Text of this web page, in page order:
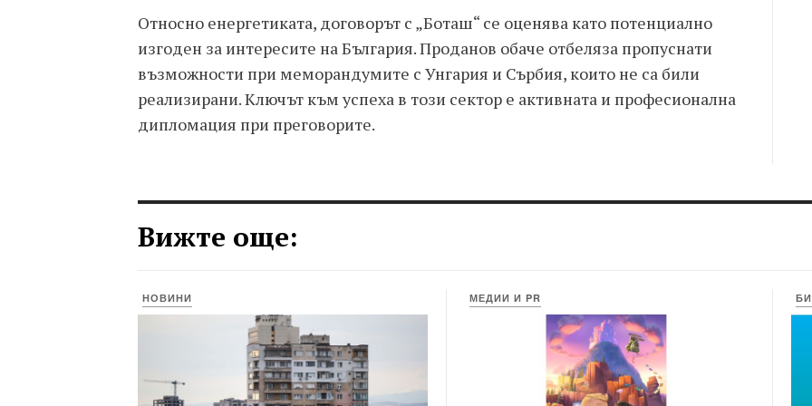
Относно енергетиката, договорът с „Боташ“ се оценява като потенциално
изгоден за интересите на България. Проданов обаче отбеляза пропуснати
възможности при меморандумите с Унгария и Сърбия, които не са били
реализирани. Ключът към успеха в този сектор е активната и професионална
дипломация при преговорите.
Вижте още:
НОВИНИ МЕДИИ И PR